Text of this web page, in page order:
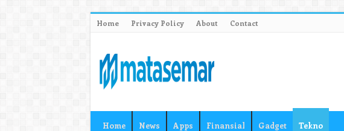
Home Privacy Policy About Contact
Home News Apps Finansial Gadget Tekno